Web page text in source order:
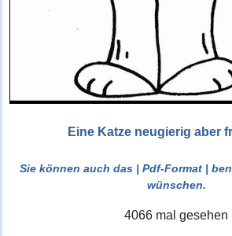
Eine Katze neugierig aber
Sie können auch das | Pdf-Format |
wünschen.
4066 mal gesehen